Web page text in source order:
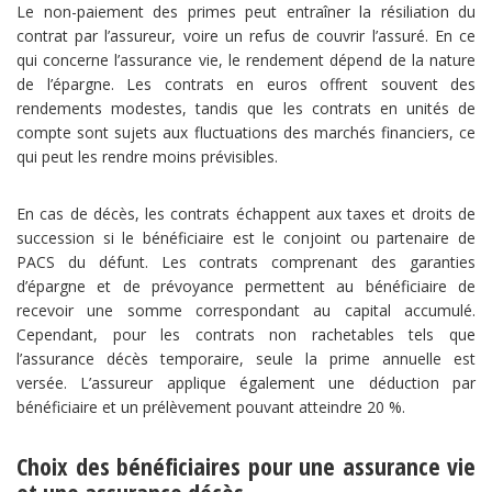
Le non-paiement des primes peut entraîner la résiliation du
contrat par l’assureur, voire un refus de couvrir l’assuré. En ce
qui concerne l’assurance vie, le rendement dépend de la nature
de l’épargne. Les contrats en euros offrent souvent des
rendements modestes, tandis que les contrats en unités de
compte sont sujets aux fluctuations des marchés financiers, ce
qui peut les rendre moins prévisibles.
En cas de décès, les contrats échappent aux taxes et droits de
succession si le bénéficiaire est le conjoint ou partenaire de
PACS du défunt. Les contrats comprenant des garanties
d’épargne et de prévoyance permettent au bénéficiaire de
recevoir une somme correspondant au capital accumulé.
Cependant, pour les contrats non rachetables tels que
l’assurance décès temporaire, seule la prime annuelle est
versée. L’assureur applique également une déduction par
bénéficiaire et un prélèvement pouvant atteindre 20 %.
Choix des bénéficiaires pour une assurance vie